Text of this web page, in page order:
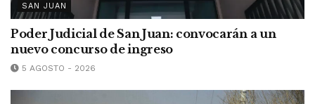
SAN JUAN
Poder Judicial de San Juan: convocarán a un
nuevo concurso de ingreso
5 AGOSTO - 2026